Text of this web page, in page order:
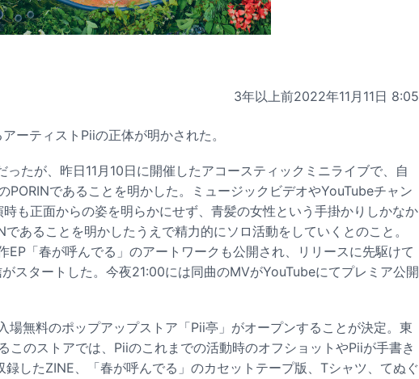
3年以上前2022年11月11日 8:05
ーティストPiiの正体が明かされた。
ったが、昨日11月10日に開催したアコースティックミニライブで、自
であることを明かした。ミュージックビデオやYouTubeチャン
も正面からの姿を明らかにせず、青髪の女性という手掛かりしかなか
あることを明かしたうえで精力的にソロ活動をしていくとのこと。
EP「春が呼んでる」のアートワークも公開され、リリースに先駆けて
スタートした。今夜21:00には同曲のMVがYouTubeにてプレミア公開
場無料のポップアップストア「Pii亭」がオープンすることが決定。東
このストアでは、Piiのこれまでの活動時のオフショットやPiiが手書き
録したZINE、「春が呼んでる」のカセットテープ版、Tシャツ、てぬぐ